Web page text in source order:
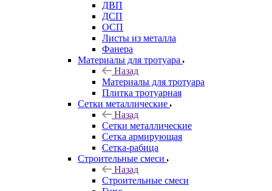
ДВП
ДСП
ОСП
Листы из металла
Фанера
Материалы для тротуара
Назад
Материалы для тротуара
Плитка тротуарная
Сетки металлические
Назад
Сетки металлические
Сетка армирующая
Сетка-рабица
Строительные смеси
Назад
Строительные смеси